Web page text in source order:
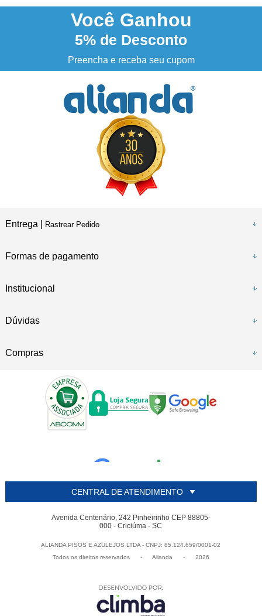
NOSSO INSTAGRAM @alianda_oficial
3% DESCONTO à vista no boleto ou pix
Você Ganhou
5% de Desconto
Preencha e receba seu cupom
Entrega | Rastrear Pedido
Formas de pagamento
Institucional
Dúvidas
Compras
CENTRAL DE ATENDIMENTO
Avenida Centenário, 242 Pinheirinho CEP 88805-
000 - Criciúma - SC
ALIANDA PISOS E AZULEJOS LTDA - CNPJ: 85.124.659/0001-02
Todos os direitos reservados
- Alianda - 2026